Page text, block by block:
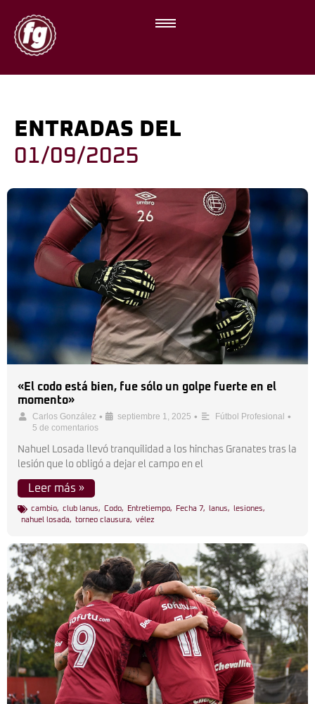
ENTRADAS DEL
01/09/2025
«El codo está bien, fue sólo un golpe fuerte en el
momento»
Carlos González • septiembre 1, 2025 • Fútbol Profesional •
5 de comentarios
Nahuel Losada llevó tranquilidad a los hinchas Granates tras la
lesión que lo obligó a dejar el campo en el
Leer más »
cambio, club lanus, Codo, Entretiempo, Fecha 7, lanus, lesiones,
nahuel losada, torneo clausura, vélez